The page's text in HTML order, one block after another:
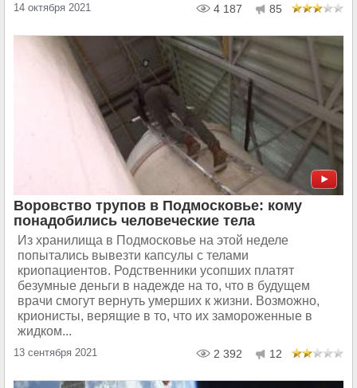
14 октября 2021 4 187 85
Воровство трупов в Подмосковье: кому
понадобились человеческие тела
Из хранилища в Подмосковье на этой неделе
попытались вывезти капсулы с телами
криопациентов. Родственники усопших платят
безумные деньги в надежде на то, что в будущем
врачи смогут вернуть умерших к жизни. Возможно,
крионисты, верящие в то, что их замороженные в
жидком...
13 сентября 2021 2 392 12